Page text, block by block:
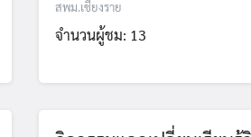
สพม.เชียงราย
จำนวนผู้ชม: 13